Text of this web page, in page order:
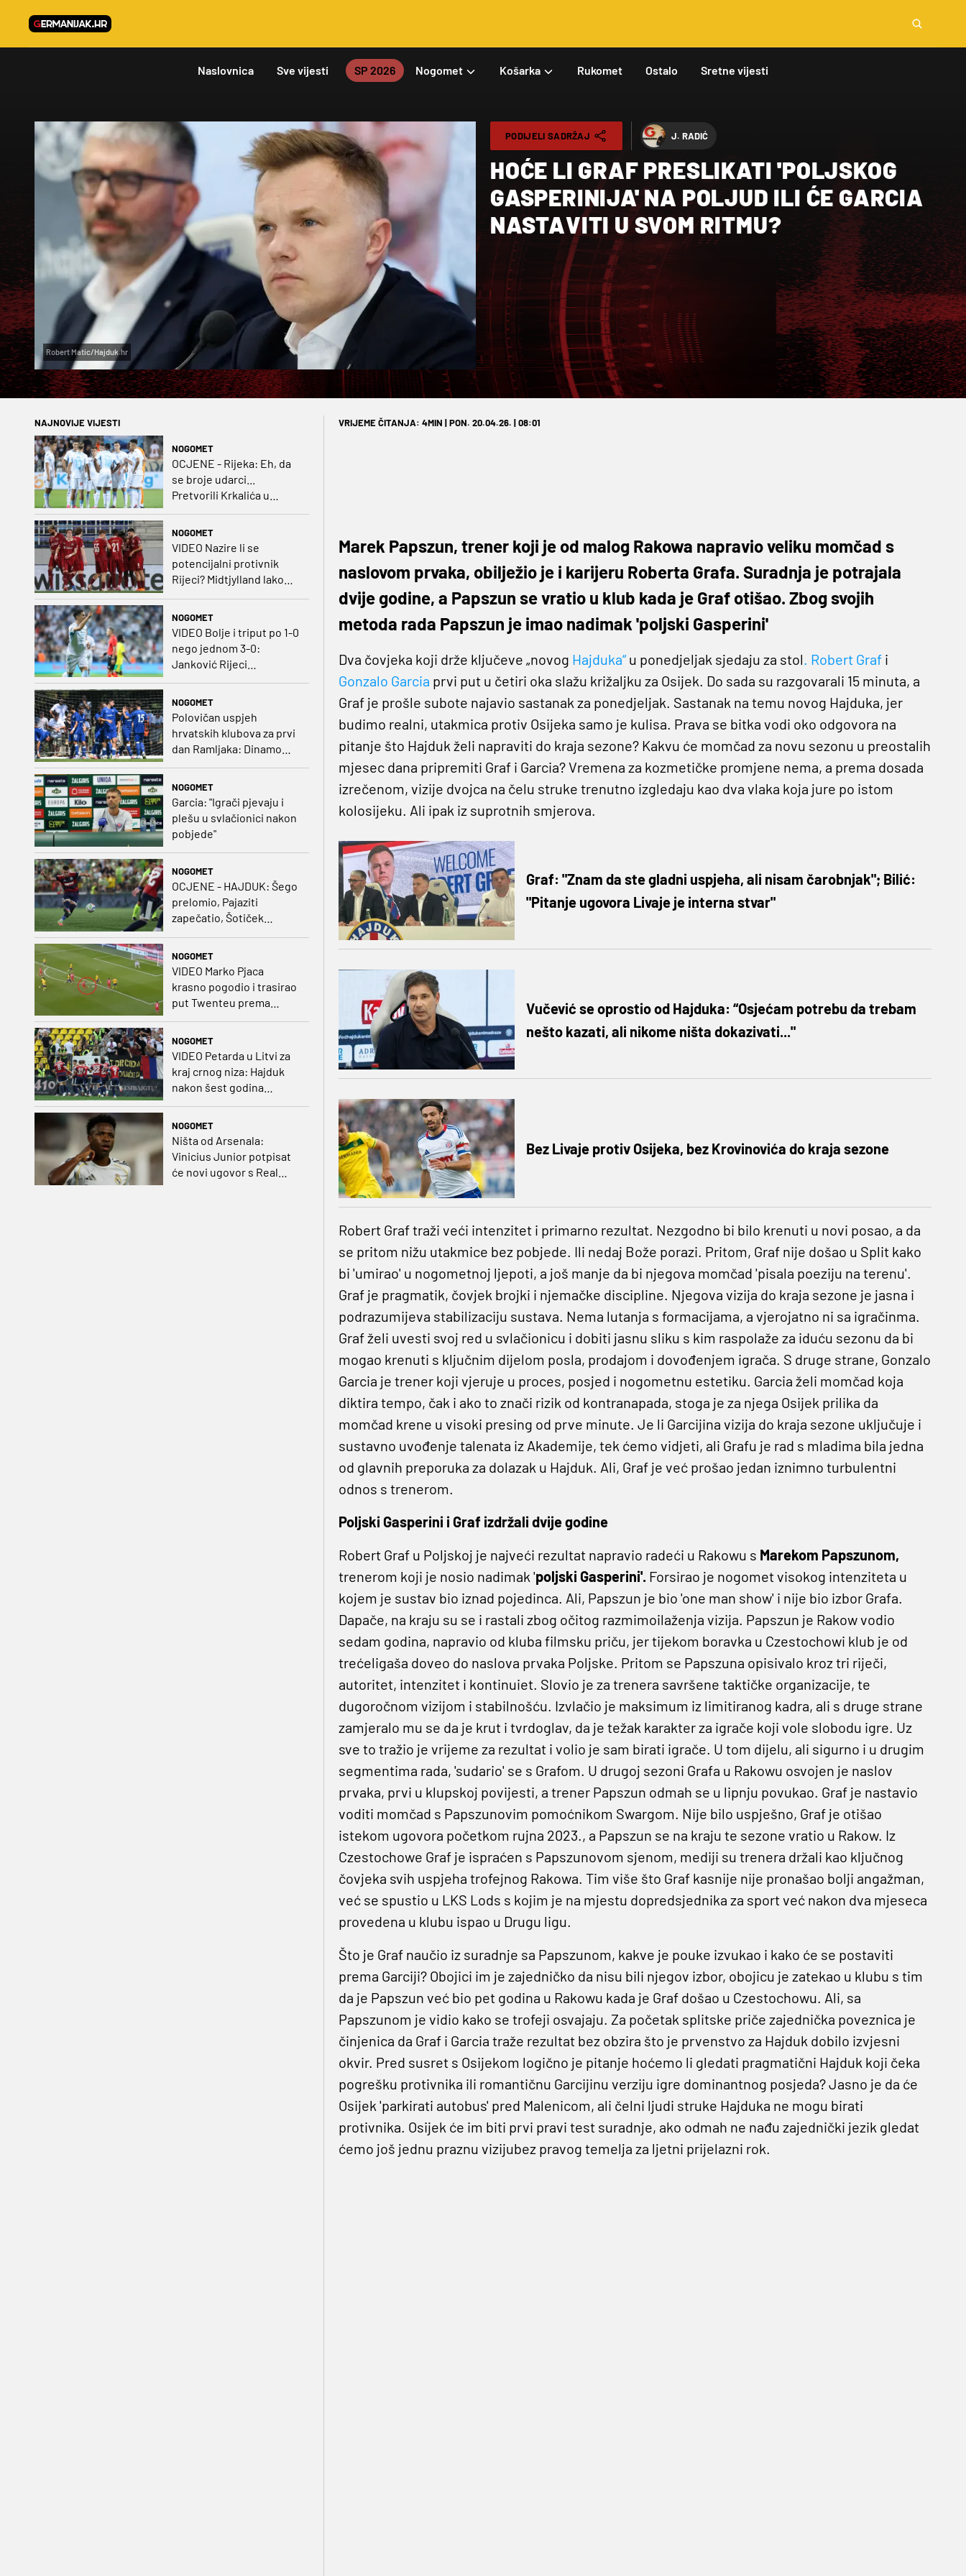
Naslovnica Sve vijesti SP 2026 Nogomet Košarka Rukomet Ostalo Sretne vijesti
Robert Matic/Hajduk.hr
PODIJELI SADRŽAJ J. RADIĆ
HOĆE LI GRAF PRESLIKATI 'POLJSKOG
GASPERINIJA' NA POLJUD ILI ĆE GARCIA
NASTAVITI U SVOM RITMU?
NAJNOVIJE VIJESTI
NOGOMET
OCJENE - Rijeka: Eh, da
se broje udarci...
Pretvorili Krkalića u
NOGOMET
VIDEO Nazire li se
potencijalni protivnik
Rijeci? Midtjylland lako
NOGOMET
VIDEO Bolje i triput po 1-0
nego jednom 3-0:
Janković Rijeci
projektilom donio slavlje
protivnika
NOGOMET
Polovičan uspjeh
hrvatskih klubova za prvi
dan Ramljaka: Dinamo
poražen od Juventusa,
NOGOMET
Garcia: "Igrači pjevaju i
plešu u svlačionici nakon
pobjede"
NOGOMET
OCJENE - HAJDUK: Šego
prelomio, Pajaziti
zapečatio, Šotiček
NOGOMET
VIDEO Marko Pjaca
krasno pogodio i trasirao
put Twenteu prema
važnoj pobjedi
NOGOMET
VIDEO Petarda u Litvi za
kraj crnog niza: Hajduk
nakon šest godina
NOGOMET
Ništa od Arsenala:
Vinicius Junior potpisat
će novi ugovor s Real
VRIJEME ČITANJA: 4MIN | PON. 20.04.26. | 08:01
Marek Papszun, trener koji je od malog Rakowa napravio veliku momčad s
naslovom prvaka, obilježio je i karijeru Roberta Grafa. Suradnja je potrajala
dvije godine, a Papszun se vratio u klub kada je Graf otišao. Zbog svojih
metoda rada Papszun je imao nadimak 'poljski Gasperini'
Dva čovjeka koji drže ključeve „novog Hajduka“u ponedjeljak sjedaju za stol. Robert Graf i
Gonzalo Garcia prvi put u četiri oka slažu križaljku za Osijek. Do sada su razgovarali 15 minuta, a
Graf je prošle subote najavio sastanak za ponedjeljak. Sastanak na temu novog Hajduka, jer
budimo realni, utakmica protiv Osijeka samo je kulisa. Prava se bitka vodi oko odgovora na
pitanje što Hajduk želi napraviti do kraja sezone? Kakvu će momčad za novu sezonu u preostalih
mjesec dana pripremiti Graf i Garcia? Vremena za kozmetičke promjene nema, a prema dosada
izrečenom, vizije dvojca na čelu struke trenutno izgledaju kao dva vlaka koja jure po istom
kolosijeku. Ali ipak iz suprotnih smjerova.
Graf: "Znam da ste gladni uspjeha, ali nisam čarobnjak"; Bilić:
"Pitanje ugovora Livaje je interna stvar"
Vučević se oprostio od Hajduka: “Osjećam potrebu da trebam
nešto kazati, ali nikome ništa dokazivati..."
Bez Livaje protiv Osijeka, bez Krovinovića do kraja sezone
Robert Graf traži veći intenzitet i primarno rezultat. Nezgodno bi bilo krenuti u novi posao, a da
se pritom nižu utakmice bez pobjede. Ili nedaj Bože porazi. Pritom, Graf nije došao u Split kako
bi 'umirao' u nogometnoj ljepoti, a još manje da bi njegova momčad 'pisala poeziju na terenu'.
Graf je pragmatik, čovjek brojki i njemačke discipline. Njegova vizija do kraja sezone je jasna i
podrazumijeva stabilizaciju sustava. Nema lutanja s formacijama, a vjerojatno ni sa igračinma.
Graf želi uvesti svoj red u svlačionicu i dobiti jasnu sliku s kim raspolaže za iduću sezonu da bi
mogao krenuti s ključnim dijelom posla, prodajom i dovođenjem igrača. S druge strane, Gonzalo
Garcia je trener koji vjeruje u proces, posjed i nogometnu estetiku. Garcia želi momčad koja
diktira tempo, čak i ako to znači rizik od kontranapada, stoga je za njega Osijek prilika da
momčad krene u visoki presing od prve minute. Je li Garcijina vizija do kraja sezone uključuje i
sustavno uvođenje talenata iz Akademije, tek ćemo vidjeti, ali Grafu je rad s mladima bila jedna
od glavnih preporuka za dolazak u Hajduk. Ali, Graf je već prošao jedan iznimno turbulentni
odnos s trenerom.
Poljski Gasperini i Graf izdržali dvije godine
Robert Graf u Poljskoj je najveći rezultat napravio radeći u Rakowu s Marekom Papszunom,
trenerom koji je nosio nadimak 'poljski Gasperini'. Forsirao je nogomet visokog intenziteta u
kojem je sustav bio iznad pojedinca. Ali, Papszun je bio 'one man show' i nije bio izbor Grafa.
Dapače, na kraju su se i rastali zbog očitog razmimoilaženja vizija. Papszun je Rakow vodio
sedam godina, napravio od kluba filmsku priču, jer tijekom boravka u Czestochowi klub je od
trećeligaša doveo do naslova prvaka Poljske. Pritom se Papszuna opisivalo kroz tri riječi,
autoritet, intenzitet i kontinuiet. Slovio je za trenera savršene taktičke organizacije, te
dugoročnom vizijom i stabilnošću. Izvlačio je maksimum iz limitiranog kadra, ali s druge strane
zamjeralo mu se da je krut i tvrdoglav, da je težak karakter za igrače koji vole slobodu igre. Uz
sve to tražio je vrijeme za rezultat i volio je sam birati igrače. U tom dijelu, ali sigurno i u drugim
segmentima rada, 'sudario' se s Grafom. U drugoj sezoni Grafa u Rakowu osvojen je naslov
prvaka, prvi u klupskoj povijesti, a trener Papszun odmah se u lipnju povukao. Graf je nastavio
voditi momčad s Papszunovim pomoćnikom Swargom. Nije bilo uspješno, Graf je otišao
istekom ugovora početkom rujna 2023., a Papszun se na kraju te sezone vratio u Rakow. Iz
Czestochowe Graf je ispraćen s Papszunovom sjenom, mediji su trenera držali kao ključnog
čovjeka svih uspjeha trofejnog Rakowa. Tim više što Graf kasnije nije pronašao bolji angažman,
već se spustio u LKS Lods s kojim je na mjestu dopredsjednika za sport već nakon dva mjeseca
provedena u klubu ispao u Drugu ligu.
Što je Graf naučio iz suradnje sa Papszunom, kakve je pouke izvukao i kako će se postaviti
prema Garciji? Obojici im je zajedničko da nisu bili njegov izbor, obojicu je zatekao u klubu s tim
da je Papszun već bio pet godina u Rakowu kada je Graf došao u Czestochowu. Ali, sa
Papszunom je vidio kako se trofeji osvajaju. Za početak splitske priče zajednička poveznica je
činjenica da Graf i Garcia traže rezultat bez obzira što je prvenstvo za Hajduk dobilo izvjesni
okvir. Pred susret s Osijekom logično je pitanje hoćemo li gledati pragmatični Hajduk koji čeka
pogrešku protivnika ili romantičnu Garcijinu verziju igre dominantnog posjeda? Jasno je da će
Osijek 'parkirati autobus' pred Malenicom, ali čelni ljudi struke Hajduka ne mogu birati
protivnika. Osijek će im biti prvi pravi test suradnje, ako odmah ne nađu zajednički jezik gledat
ćemo još jednu praznu vizijubez pravog temelja za ljetni prijelazni rok.